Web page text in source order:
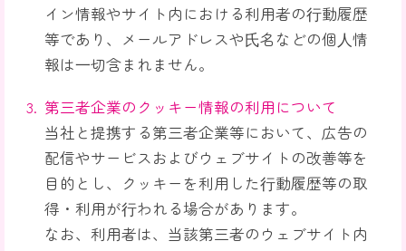
イン情報やサイト内における利用者の⾏動履歴
等であり、メールアドレスや⽒名などの個⼈情
報は⼀切含まれません。
第三者企業のクッキー情報の利用について
当社と提携する第三者企業等において、広告の
配信やサービスおよびウェブサイトの改善等を
目的とし、クッキーを利用した⾏動履歴等の取
得・利用が⾏われる場合があります。
なお、利用者は、当該第三者のウェブサイト内